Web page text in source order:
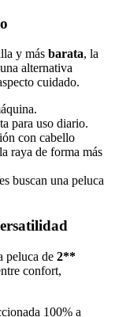
y más barata, la
alternativa
cuidado.
para uso diario.
con cabello
raya de forma más
buscan una peluca
peluca de 2**
confort,
100% a